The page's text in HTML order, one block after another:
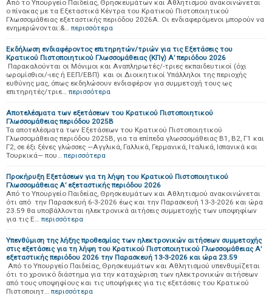
Από το Υπουργείο Παιδείας, Θρησκευμάτων και Αθλητισμού ανακοινώνεται
ο πίνακας με τα Εξεταστικά Κέντρα του Κρατικού Πιστοποιητικού
Γλωσσομάθειας εξεταστικής περιόδου 2026Α. Οι ενδιαφερόμενοι μπορούν να
ενημερώνονται:&… περισσότερα
Εκδήλωση ενδιαφέροντος επιτηρητών/τριών για τις Εξετάσεις του
Κρατικού Πιστοποιητικού Γλωσσομάθειας (ΚΠγ) Α’ περιόδου 2026
Παρακαλούνται οι Μόνιμοι και Αναπληρωτές/-τριες εκπαιδευτικοί (όχι
ωρομίσθιοι/-ιες ή ΕΕΠ/ΕΒΠ) και οι Διοικητικοί Υπάλληλοι της περιοχής
ευθύνης μας, όπως εκδηλώσουν ενδιαφέρον για συμμετοχή τους ως
επιτηρητές/τριε… περισσότερα
Αποτελέσματα των εξετάσεων του Κρατικού Πιστοποιητικού
Γλωσσομάθειας περιόδου 2025Β
Τα αποτελέσματα των Εξετάσεων του Κρατικού Πιστοποιητικού
Γλωσσομάθειας περιόδου 2025Β, για τα επίπεδα γλωσσομάθειας Β1, Β2, Γ1 και
Γ2, σε έξι ξένες γλώσσες —Αγγλικά, Γαλλικά, Γερμανικά, Ιταλικά, Ισπανικά και
Τουρκικά— που… περισσότερα
Προκήρυξη Εξετάσεων για τη λήψη του Κρατικού Πιστοποιητικού
Γλωσσομάθειας Α’ εξεταστικής περιόδου 2026
Από το Υπουργείο Παιδείας, Θρησκευμάτων και Αθλητισμού ανακοινώνεται
ότι από την Παρασκευή 6-3-2026 έως και την Παρασκευή 13-3-2026 και ώρα
23.59 θα υποβάλλονται ηλεκτρονικά αιτήσεις συμμετοχής των υποψηφίων
για τις Ε… περισσότερα
Υπενθύμιση της λήξης προθεσμίας των ηλεκτρονικών αιτήσεων συμμετοχής
στις εξετάσεις για τη λήψη του Κρατικού Πιστοποιητικού Γλωσσομάθειας Α’
εξεταστικής περιόδου 2026 την Παρασκευή 13-3-2026 και ώρα 23.59
Από το Υπουργείο Παιδείας, Θρησκευμάτων και Αθλητισμού υπενθυμίζεται
ότι το χρονικό διάστημα για την καταχώριση των ηλεκτρονικών αιτήσεων
από τους υποψηφίους και τις υποψήφιες για τις εξετάσεις του Κρατικού
Πιστοποιητ… περισσότερα